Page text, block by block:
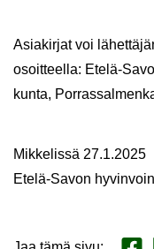
Asia­kir­jat voi
osoit­teel­la: Etelä-​
kunta,
Mik­ke­lis­sä 27.1.2025
Etelä-​Savon